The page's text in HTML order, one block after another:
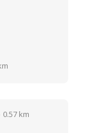
0.57 km